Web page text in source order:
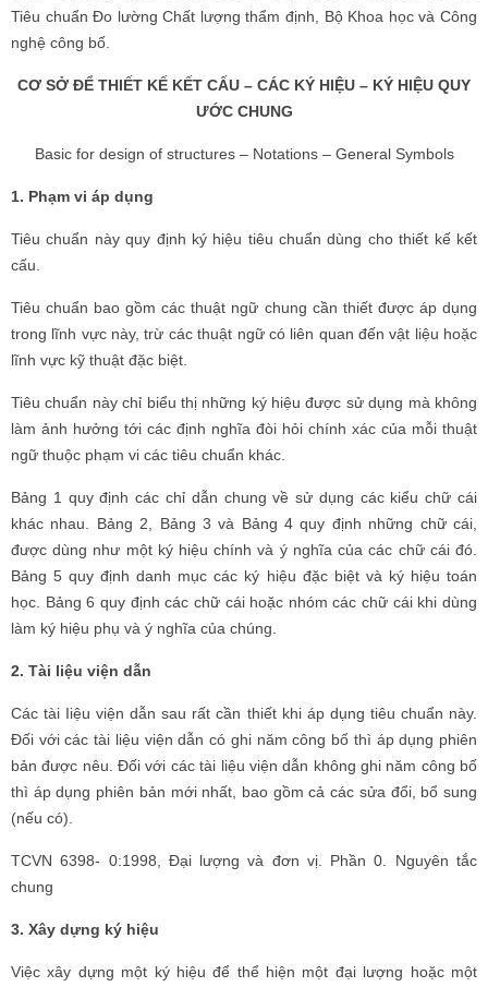
Tiêu chuẩn Đo lường Chất lượng thẩm định, Bộ Khoa học và Công
nghệ công bố.
CƠ SỞ ĐỂ THIẾT KẾ KẾT CẤU – CÁC KÝ HIỆU – KÝ HIỆU QUY
ƯỚC CHUNG
Basic for design of structures – Notations – General Symbols
1. Phạm vi áp dụng
Tiêu chuẩn này quy định ký hiệu tiêu chuẩn dùng cho thiết kế kết
cấu.
Tiêu chuẩn bao gồm các thuật ngữ chung cần thiết được áp dụng
trong lĩnh vực này, trừ các thuật ngữ có liên quan đến vật liệu hoặc
lĩnh vực kỹ thuật đặc biệt.
Tiêu chuẩn này chỉ biểu thị những ký hiệu được sử dụng mà không
làm ảnh hưởng tới các định nghĩa đòi hỏi chính xác của mỗi thuật
ngữ thuộc phạm vi các tiêu chuẩn khác.
Bảng 1 quy định các chỉ dẫn chung về sử dụng các kiểu chữ cái
khác nhau. Bảng 2, Bảng 3 và Bảng 4 quy định những chữ cái,
được dùng như một ký hiệu chính và ý nghĩa của các chữ cái đó.
Bảng 5 quy định danh mục các ký hiệu đặc biệt và ký hiệu toán
học. Bảng 6 quy định các chữ cái hoặc nhóm các chữ cái khi dùng
làm ký hiệu phụ và ý nghĩa của chúng.
2. Tài liệu viện dẫn
Các tài Iiệu viện dẫn sau rất cần thiết khi áp dụng tiêu chuẩn này.
Đối với các tài liệu viện dẫn có ghi năm công bố thì áp dụng phiên
bản được nêu. Đối với các tài liệu viện dẫn không ghi năm công bố
thì áp dụng phiên bản mới nhất, bao gồm cả các sửa đổi, bổ sung
(nếu có).
TCVN 6398- 0:1998, Đại lượng và đơn vị. Phần 0. Nguyên tắc
chung
3. Xây dựng ký hiệu
Việc xây dựng một ký hiệu để thể hiện một đại lượng hoặc một